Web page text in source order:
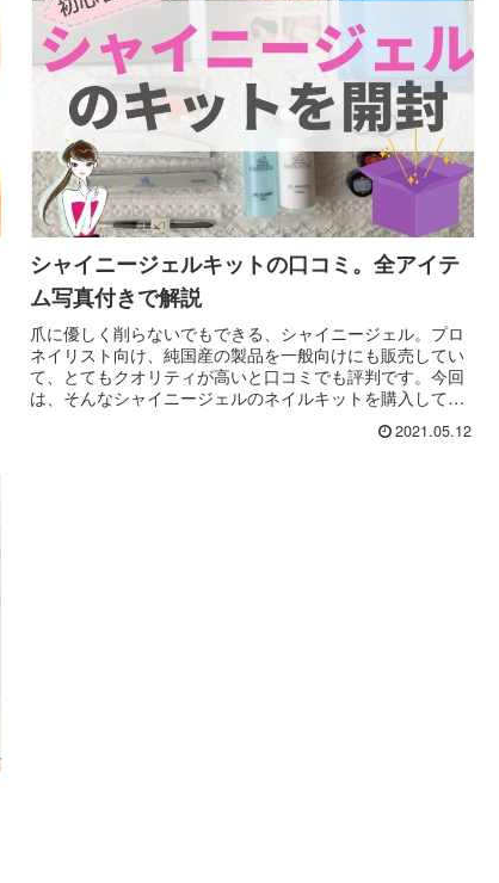
シャイニージェルキットの口コミ。全アイテ
ム写真付きで解説
爪に優しく削らないでもできる、シャイニージェル。プロ
ネイリスト向け、純国産の製品を一般向けにも販売してい
て、とてもクオリティが高いと口コミでも評判です。今回
は、そんなシャイニージェルのネイルキットを購入してみ
2021.05.12